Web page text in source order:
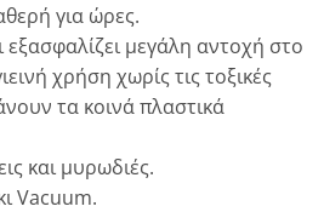
για ώρες.
μεγάλη αντοχή στο
χρήση χωρίς τις τοξικές
τα κοινά πλαστικά
και μυρωδιές.
Vacuum.